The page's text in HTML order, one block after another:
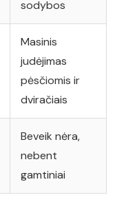
sodybos
Masinis
judėjimas
pėsčiomis ir
dviračiais
Beveik nėra,
nebent
gamtiniai